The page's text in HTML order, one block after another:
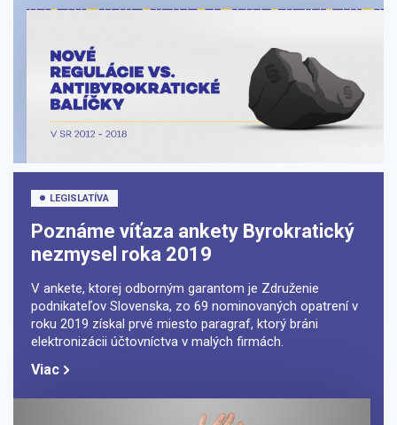
LEGISLATÍVA
Poznáme víťaza ankety Byrokratický
nezmysel roka 2019
V ankete, ktorej odborným garantom je Združenie
podnikateľov Slovenska, zo 69 nominovaných opatrení v
roku 2019 získal prvé miesto paragraf, ktorý bráni
elektronizácii účtovníctva v malých firmách.
Viac